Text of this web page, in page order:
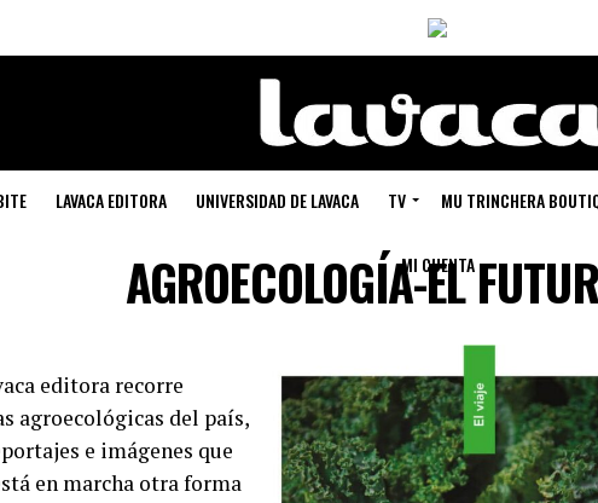
LAVACA EDITORA UNIVERSIDAD DE LAVACA TV MU TRINCHERA
MI CUENTA
AGROECOLOGÍA-EL
editora recorre
agroecológicas del país,
e imágenes que
en marcha otra forma